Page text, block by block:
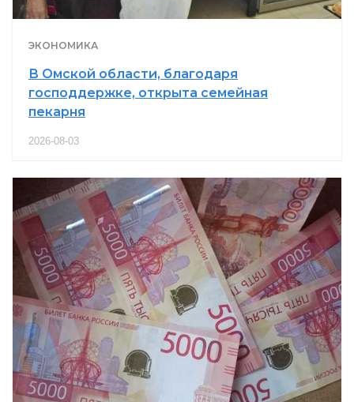
ЭКОНОМИКА
В Омской области, благодаря
господдержке, открыта семейная
пекарня
2026-08-03